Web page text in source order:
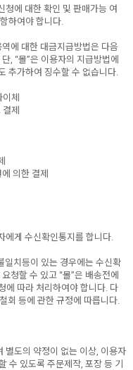
에 대한 확인 및 판매가능 여
하여야 합니다.
에 대한 대금지급방법은 다음
, “몰”은 이용자의 지급방법에
추가하여 징수할 수 없습니다.
이체
결제
의한 결제
게 수신확인통지를 합니다.
치등이 있는 경우에는 수신확
청할 수 있고 “몰”은 배송전에
에 따라 처리하여야 합니다. 다
회 등에 관한 규정에 따릅니다.
별도의 약정이 없는 이상, 이용자
수 있도록 주문제작, 포장 등 기